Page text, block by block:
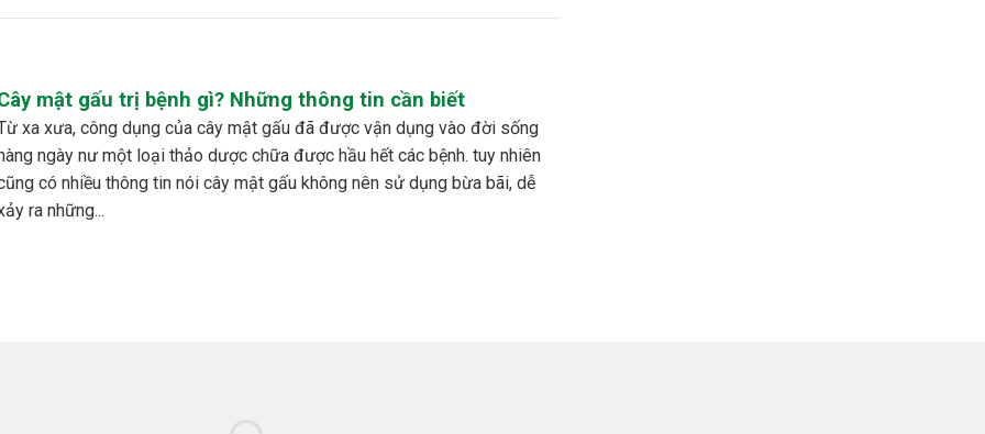
mật gấu trị bệnh gì? Những thông tin cần biết
vận dụng vào đời sống
ngày nư một loại thảo dược chữa được hầu hết các bệnh. tuy nhiên
có nhiều thông tin nói cây mật gấu không nên sử dụng bừa bãi, dễ
ra những...